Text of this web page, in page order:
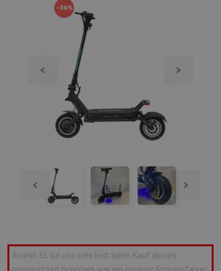
-36%
‹ ›
‹ ›
Auwei! Es tut uns sehr leid; beim Kauf dieses